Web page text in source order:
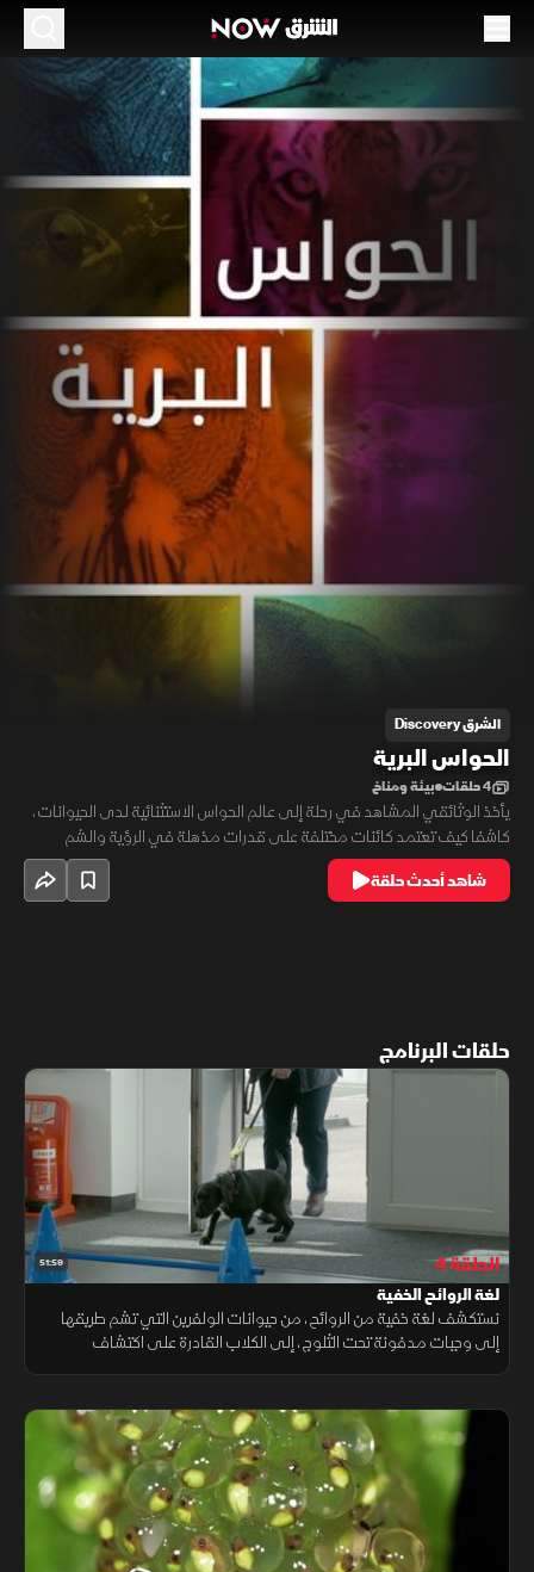
الشرق Discovery
الحواس البرية
4 حلقات بيئة ومناخ
يأخذ الوثائقي المشاهد في رحلة إلى عالم الحواس الاستثنائية لدى الحيوانات،
كاشفا كيف تعتمد كائنات مختلفة على قدرات مذهلة في الرؤية والشم
واللمس والسمع للبقاء والتكيف. ومن أعماق البحار إلى السماء المفتوحة،
يسلط الضوء على وسائل إدراك تمنح الحيوانات فهما مختلفا للعالم من حولها.
شاهد أحدث حلقة
حلقات البرنامج
51:59 الحلقة 4
لغة الروائح الخفية
نستكشف لغة خفية من الروائح، من حيوانات الولفرين التي تشم طريقها
إلى وجبات مدفونة تحت الثلوج، إلى الكلاب القادرة على اكتشاف